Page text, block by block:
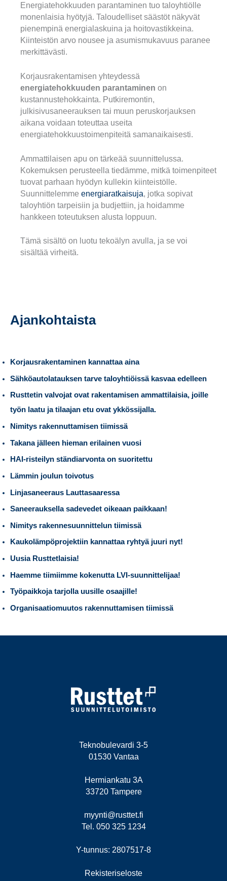
Energiatehokkuuden parantaminen tuo taloyhtiölle
monenlaisia hyötyjä. Taloudelliset säästöt näkyvät
pienempinä energialaskuina ja hoitovastikkeina.
Kiinteistön arvo nousee ja asumismukavuus paranee
merkittävästi.
Korjausrakentamisen yhteydessä
energiatehokkuuden parantaminen on
kustannustehokkainta. Putkiremontin,
julkisivusaneerauksen tai muun peruskorjauksen
aikana voidaan toteuttaa useita
energiatehokkuustoimenpiteitä samanaikaisesti.
Ammattilaisen apu on tärkeää suunnittelussa.
Kokemuksen perusteella tiedämme, mitkä toimenpiteet
tuovat parhaan hyödyn kullekin kiinteistölle.
Suunnittelemme energiaratkaisuja, jotka sopivat
taloyhtiön tarpeisiin ja budjettiin, ja hoidamme
hankkeen toteutuksen alusta loppuun.
Tämä sisältö on luotu tekoälyn avulla, ja se voi
sisältää virheitä.
Ajankohtaista
Korjausrakentaminen kannattaa aina
Sähköautolatauksen tarve taloyhtiöissä kasvaa edelleen
Rusttetin valvojat ovat rakentamisen ammattilaisia, joille
työn laatu ja tilaajan etu ovat ykkössijalla.
Nimitys rakennuttamisen tiimissä
Takana jälleen hieman erilainen vuosi
HAI-risteilyn ständiarvonta on suoritettu
Lämmin joulun toivotus
Linjasaneeraus Lauttasaaressa
Saneerauksella sadevedet oikeaan paikkaan!
Nimitys rakennesuunnittelun tiimissä
Kaukolämpöprojektiin kannattaa ryhtyä juuri nyt!
Uusia Rusttetlaisia!
Haemme tiimiimme kokenutta LVI-suunnittelijaa!
Työpaikkoja tarjolla uusille osaajille!
Organisaatiomuutos rakennuttamisen tiimissä
Teknobulevardi 3-5
01530 Vantaa
Hermiankatu 3A
33720 Tampere
myynti@rusttet.fi
Tel. 050 325 1234
Y-tunnus: 2807517-8
Rekisteriseloste